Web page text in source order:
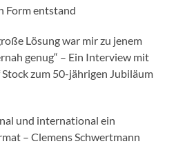
Form entstand
Lösung war mir zu jenem
genug“ – Ein Interview mit
zum 50-jährigen Jubiläum
und international ein
– Clemens Schwertmann